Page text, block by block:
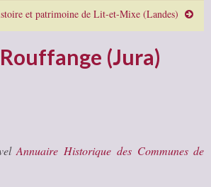
et patrimoine de Lit-et-Mixe (Landes)
(Jura)
Annuaire Historique des Communes de